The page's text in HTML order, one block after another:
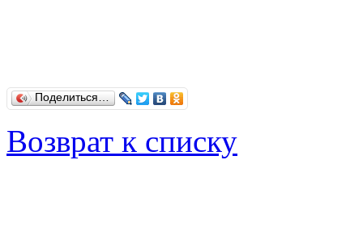
Поделиться…
Возврат к списку